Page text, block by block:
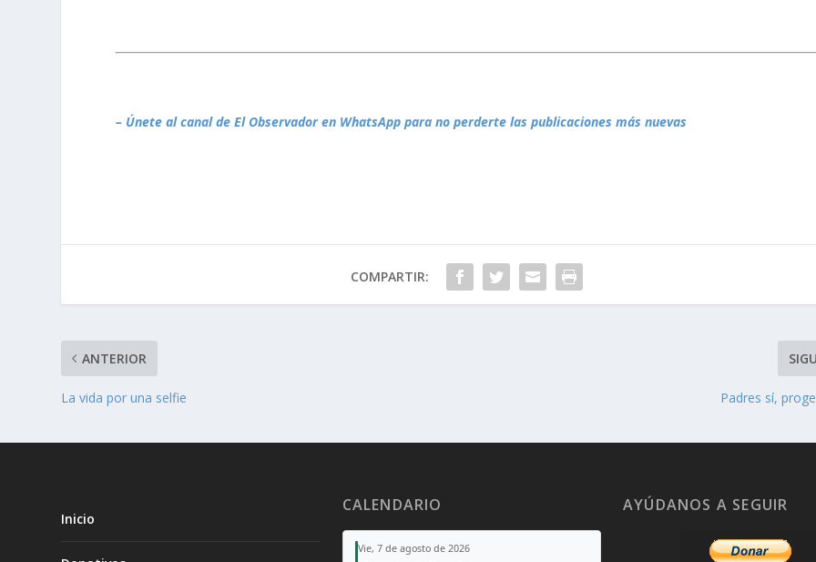
– Únete al canal de El Observador en WhatsApp para no perderte las publicaciones más nuevas
COMPARTIR:
ANTERIOR
La vida por una selfie Padres sí,
Inicio
CALENDARIO
Vie, 7 de agosto de 2026
AYÚDANOS A SEGUIR